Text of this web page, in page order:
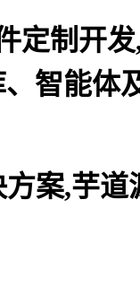
制开发
智能体
案,芋道